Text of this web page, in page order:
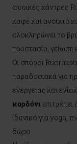
φυσικές χάντρες
καφέ και ανοιχτό
ολοκληρώνει το
προστασία, γείωση
Οι σπόροι
παραδοσιακά για
ενέργειας και
κορδόνι
ιδανικό για yoga,
δώρο.